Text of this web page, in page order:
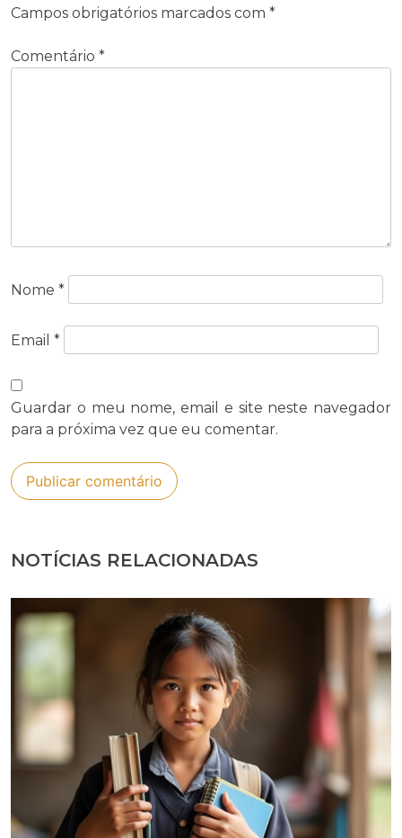
Campos obrigatórios marcados com *
Comentário *
Nome *
Email *
Guardar o meu nome, email e site neste navegador
para a próxima vez que eu comentar.
NOTÍCIAS RELACIONADAS